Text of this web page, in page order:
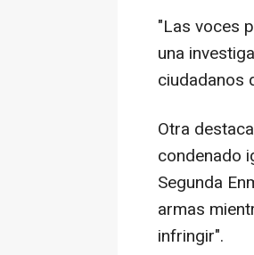
"Las voces
una
ciudadanos
Otra
condenado
Segunda
armas
infringir".